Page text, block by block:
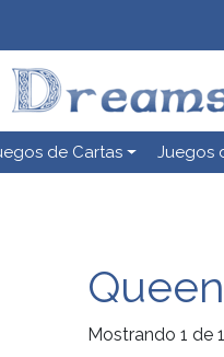
de Cartas Juegos
Mostrando 1 de 1